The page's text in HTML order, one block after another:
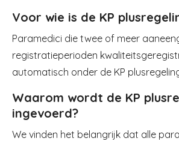
Voor wie is de KP
Paramedici die twee of meer
registratieperioden
automatisch onder de KP
Waarom wordt de KP
ingevoerd?
We vinden het belangrijk dat alle